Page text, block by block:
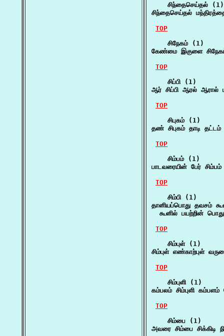
    சிந்தைசெய்தல் (1)
சிந்தைசெய்தல்
TOP
    சிநேகம் (1)
கேண்மை இகுளை
TOP
    சிப்பி (1)
ஆர் சிப்பி ஆரல்
TOP
    சிபுகம் (1)
தண் சிபுகம் தாடி
TOP
    சிம்பம் (1)
பாடவரையின் பேர்
TOP
    சிம்பி (1)
தானியப்பொது தவசம்
கூனில் பயற்றின்
TOP
    சிம்புள் (1)
சிம்புள் எண்காற்புள்
TOP
    சிம்புளி (1)
கம்பலம் சிம்புளி
TOP
    சிம்பை (1)
அவரை சிம்பை சிக்கிடி